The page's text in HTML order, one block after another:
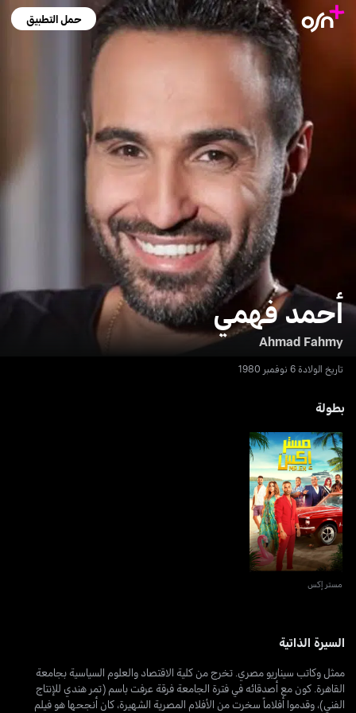
حمل التطبيق
أحمد فهمي
Ahmad Fahmy
تاريخ الولادة 6 نوفمبر 1980
بطولة
مستر إكس
مستر إكس
السيرة الذاتية
ممثل وكاتب سيناريو مصري. تخرج من كلية الاقتصاد والعلوم السياسية بجامعة
القاهرة. كون مع أصدقائه في فترة الجامعة فرقة عرفت باسم (تمر هندي للإنتاج
الفني)، وقدموا أفلاماً سخرت من الأفلام المصرية الشهيرة، كان أنجحها هو فيلم